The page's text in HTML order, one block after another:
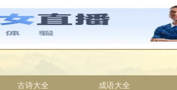
古诗大全 成语大全